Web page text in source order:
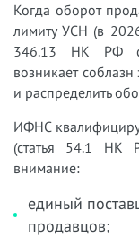
Когда оборот
лимиту УСН (в
346.13 НК РФ с
возникает
и распределить
ИФНС
(статья 54.1 НК
внимание:
единый
продавцов;